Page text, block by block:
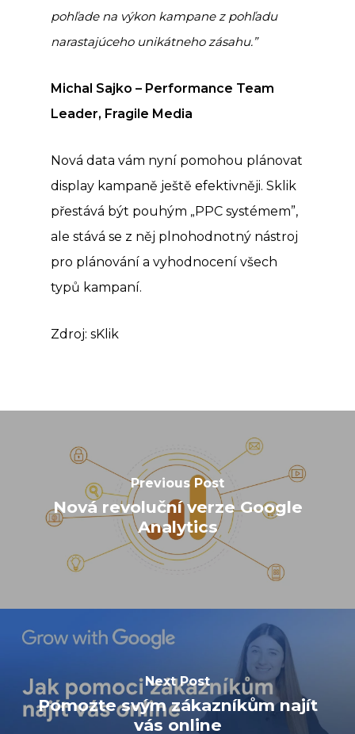
pohľade na výkon kampane z pohľadu
narastajúceho unikátneho zásahu.”
Michal Sajko – Performance Team
Leader, Fragile Media
Nová data vám nyní pomohou plánovat
display kampaně ještě efektivněji. Sklik
přestává být pouhým „PPC systémem”,
ale stává se z něj plnohodnotný nástroj
pro plánování a vyhodnocení všech
typů kampaní.
Zdroj: sKlik
Previous Post
Nová revoluční verze Google
Analytics
Next Post
Pomozte svým zákazníkům najít
vás online